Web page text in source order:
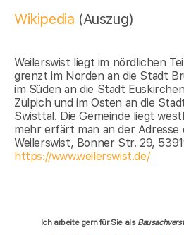
Wikipedia (Auszug)
Weilerswist liegt im nördlichen
grenzt im Norden an die Stadt
im Süden an die Stadt
Zülpich und im Osten an die
Swisttal. Die Gemeinde liegt
mehr erfärt man an der
Weilerswist, Bonner Str. 29,
https://www.weilerswist.de/
Ich arbeite gern für Sie als